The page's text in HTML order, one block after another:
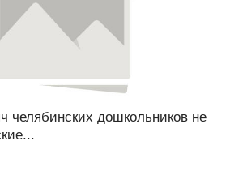
челябинских дошкольников не